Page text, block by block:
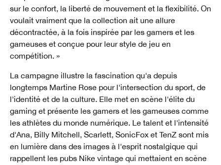
sur le confort, la liberté de mouvement et la flexibilité. On
voulait vraiment que la collection ait une allure
décontractée, à la fois inspirée par les gamers et les
gameuses et conçue pour leur style de jeu en
compétition. »
La campagne illustre la fascination qu'a depuis
longtemps Martine Rose pour l'intersection du sport, de
l'identité et de la culture. Elle met en scène l'élite du
gaming et présente les gamers et les gameuses comme
les athlètes du monde numérique. Le talent et l'intensité
d'Ana, Billy Mitchell, Scarlett, SonicFox et TenZ sont mis
en lumière dans des images à l'esprit nostalgique qui
rappellent les pubs Nike vintage qui mettaient en scène